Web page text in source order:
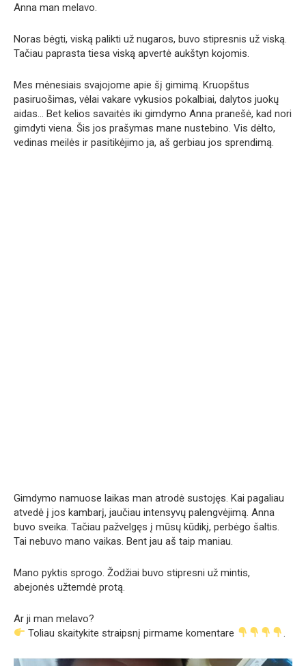
Anna man melavo.
Noras bėgti, viską palikti už nugaros, buvo stipresnis už viską.
Tačiau paprasta tiesa viską apvertė aukštyn kojomis.
Mes mėnesiais svajojome apie šį gimimą. Kruopštus
pasiruošimas, vėlai vakare vykusios pokalbiai, dalytos juokų
aidas… Bet kelios savaitės iki gimdymo Anna pranešė, kad nori
gimdyti viena. Šis jos prašymas mane nustebino. Vis dėlto,
vedinas meilės ir pasitikėjimo ja, aš gerbiau jos sprendimą.
Gimdymo namuose laikas man atrodė sustojęs. Kai pagaliau
atvedė į jos kambarį, jaučiau intensyvų palengvėjimą. Anna
buvo sveika. Tačiau pažvelgęs į mūsų kūdikį, perbėgo šaltis.
Tai nebuvo mano vaikas. Bent jau aš taip maniau.
Mano pyktis sprogo. Žodžiai buvo stipresni už mintis,
abejonės užtemdė protą.
Ar ji man melavo?
Toliau skaitykite straipsnį pirmame komentare
.